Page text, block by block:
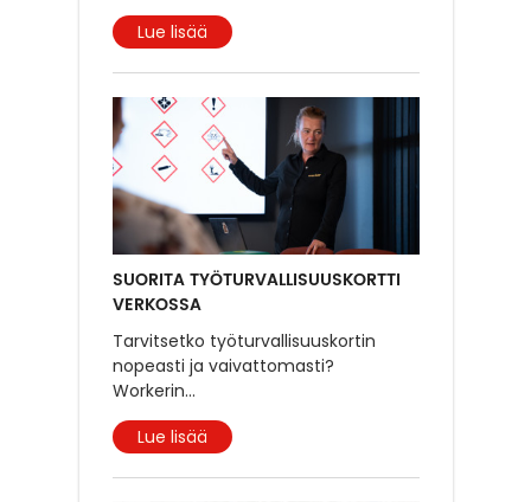
Lue lisää
SUORITA TYÖTURVALLISUUSKORTTI
VERKOSSA
Tarvitsetko työturvallisuuskortin
nopeasti ja vaivattomasti?
Workerin...
Lue lisää